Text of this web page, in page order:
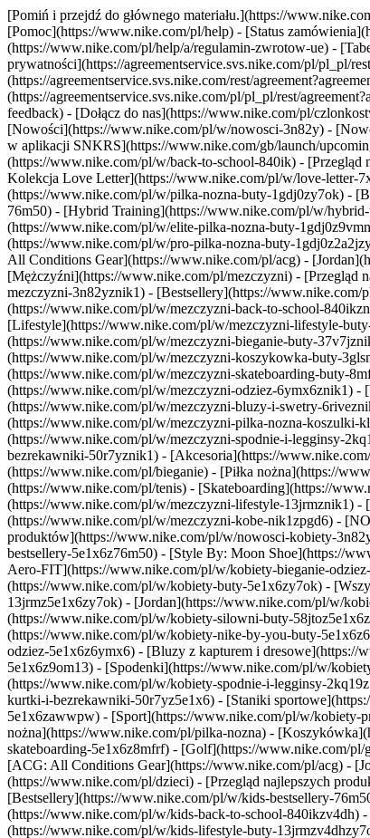
[Pomiń i przejdź do głównego materiału.](https://
[Pomoc](https://www.nike.com/pl/help) - [Status
(https://www.nike.com/pl/help/a/regulamin-zwrotow-ue) -
prywatności](https://agreementservice.svs.nike.com/pl/pl_pl/
(https://agreementservice.svs.nike.com/rest/
(https://agreementservice.svs.nike.com/pl/pl_pl/rest/
feedback) - [Dołącz do nas](https://www.nike.com/pl/
[Nowości](https://www.nike.com/pl/w/nowosci-3n82y) -
w aplikacji SNKRS](https://www.nike.com/gb/launch/
(https://www.nike.com/pl/w/back-to-school-840ik) - [Przegląd
Kolekcja Love Letter](https://www.nike.com/pl/w/love-letter-
(https://www.nike.com/pl/w/pilka-nozna-buty-1gdj0zy7ok) -
76m50) - [Hybrid Training](https://www.nike.com/pl/w/
(https://www.nike.com/pl/w/elite-pilka-nozna-buty-
(https://www.nike.com/pl/w/pro-pilka-nozna-buty-
All Conditions Gear](https://www.nike.com/pl/acg) -
[Mężczyźni](https://www.nike.com/pl/mezczyzni) -
mezczyzni-3n82yznik1) - [Bestsellery](https://
(https://www.nike.com/pl/w/mezczyzni-back-to-school-
[Lifestyle](https://www.nike.com/pl/w/mezczyzni-lifestyle-
(https://www.nike.com/pl/w/mezczyzni-bieganie-buty-
(https://www.nike.com/pl/w/mezczyzni-koszykowka-buty-
(https://www.nike.com/pl/w/mezczyzni-skateboarding-buty-
(https://www.nike.com/pl/w/mezczyzni-odziez-6ymx6znik1)
(https://www.nike.com/pl/w/mezczyzni-bluzy-i-swetry-
(https://www.nike.com/pl/w/mezczyzni-pilka-nozna-koszulki-
(https://www.nike.com/pl/w/mezczyzni-spodnie-i-legginsy-
bezrekawniki-50r7yznik1) - [Akcesoria](https://
(https://www.nike.com/pl/bieganie) - [Piłka nożna](https://
(https://www.nike.com/pl/tenis) - [Skateboarding](https://
(https://www.nike.com/pl/w/mezczyzni-lifestyle-13jrmznik1)
(https://www.nike.com/pl/w/mezczyzni-kobe-nik1zpgd6) -
produktów](https://www.nike.com/pl/w/nowosci-kobiety-
bestsellery-5e1x6z76m50) - [Style By: Moon Shoe](https://
Aero-FIT](https://www.nike.com/pl/w/kobiety-bieganie-
(https://www.nike.com/pl/w/kobiety-buty-5e1x6zy7ok) -
13jrmz5e1x6zy7ok) - [Jordan](https://www.nike.com/pl/w/
(https://www.nike.com/pl/w/kobiety-silowni-buty-
(https://www.nike.com/pl/w/kobiety-nike-by-you-buty-
odziez-5e1x6z6ymx6) - [Bluzy z kapturem i
5e1x6z9om13) - [Spodenki](https://www.nike.com/pl/w/
(https://www.nike.com/pl/w/kobiety-spodnie-i-legginsy-
kurtki-i-bezrekawniki-50r7yz5e1x6) - [Staniki
5e1x6zawwpw) - [Sport](https://www.nike.com/pl/w/kobiety-
nożna](https://www.nike.com/pl/pilka-nozna) -
skateboarding-5e1x6z8mfrf) - [Golf](https://www.nike.com/pl/
[ACG: All Conditions Gear](https://www.nike.com/pl/acg) -
(https://www.nike.com/pl/dzieci) - [Przegląd najlepszych
[Bestsellery](https://www.nike.com/pl/w/kids-bestsellery-
(https://www.nike.com/pl/w/kids-back-to-school-840ikzv4dh) -
(https://www.nike.com/pl/w/kids-lifestyle-buty-